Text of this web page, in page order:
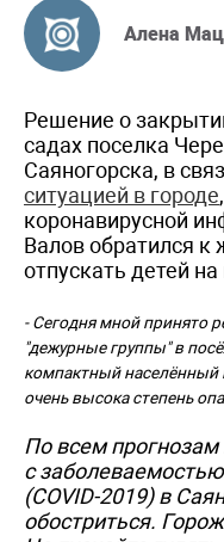
Алена
Решение о
садах поселка
Саяногорска, в
ситуацией в городе
коронавирусной
Валов обратился к
отпускать детей на
- Сегодня мной принято
"дежурные группы" в
компактный населённый
очень высока степень
По всем
с
(COVID-2019) в
обостриться.